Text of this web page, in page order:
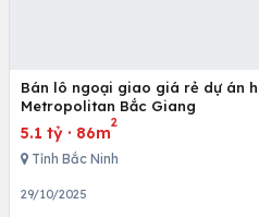
Bán lô ngoại giao giá rẻ dự án
Metropolitan Bắc Giang
5.1 tỷ · 86m
2
Tỉnh Bắc Ninh
29/10/2025